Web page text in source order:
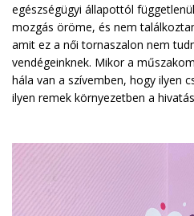
egészségügyi állapottól
mozgás öröme, és nem
amit ez a női tornaszalon nem
vendégeinknek. Mikor a
hála van a szívemben, hogy ilyen
ilyen remek környezetben a